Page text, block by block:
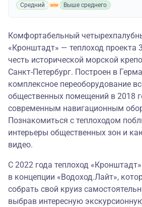
Средний Выше среднего
Комфортабельный
«Кронштадт» — теплоход проекта
честь исторической морской
Санкт-Петербург. Построен в
комплексное переоборудование
общественных помещений в 2018
современным навигационным
Познакомиться с теплоходом
интерьеры общественных зон и
видео.
С 2022 года теплоход
в концепции «Водоход.Лайт»,
собрать свой круиз
выбрав интересную